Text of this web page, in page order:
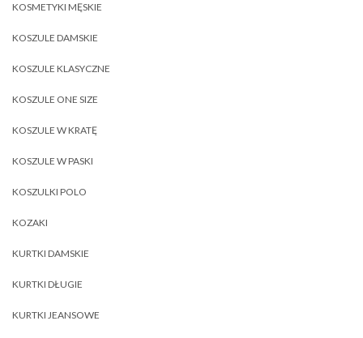
KOSMETYKI MĘSKIE
KOSZULE DAMSKIE
KOSZULE KLASYCZNE
KOSZULE ONE SIZE
KOSZULE W KRATĘ
KOSZULE W PASKI
KOSZULKI POLO
KOZAKI
KURTKI DAMSKIE
KURTKI DŁUGIE
KURTKI JEANSOWE